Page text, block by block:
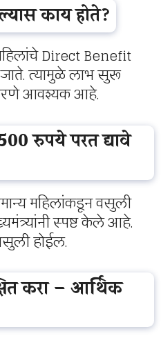
काय होते?
Direct Benefit
त्यामुळे लाभ सुरू
आवश्यक आहे.
रुपये परत द्यावे
महिलांकडून वसुली
स्पष्ट केले आहे.
होईल.
करा – आर्थिक